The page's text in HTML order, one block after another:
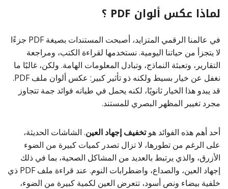
لماذا عكس ألوان PDF ؟
في عالمنا الرقمي المتزايد، أصبحت المستندات بصيغة PDF جزءًا
لا يتجزأ من حياتنا اليومية. نستخدمها لقراءة الكتب، ومراجعة
التقارير، وتعبئة النماذج، وتبادل المعلومات الهامة. ولكن، غالبًا ما
نغفل عن خيار بسيط ولكنه ذو تأثير كبير: عكس ألوان ملف PDF.
قد يبدو هذا الخيار ثانويًا، لكنه يحمل في طياته فوائد جمة تتجاوز
مجرد تغيير المظهر البصري للمستند.
أحد أهم هذه الفوائد هوتخفيف إجهاد العين. الشاشات الحديثة،
على الرغم من تطورها، لا تزال تصدر كميات كبيرة من الضوء
الأزرق، والذي يرتبط بالعديد من المشاكل الصحية، بما في ذلك
إجهاد العين، والصداع، واضطرابات النوم. عند قراءة ملف PDF ذي
خلفية بيضاء ونص أسود، تتعرض العين لكمية كبيرة من الضوء،